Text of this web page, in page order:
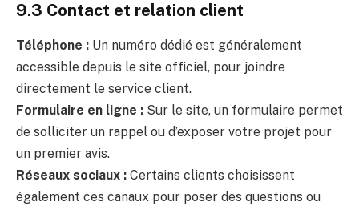
9.3 Contact et relation client
Téléphone : Un numéro dédié est généralement
accessible depuis le site officiel, pour joindre
directement le service client.
Formulaire en ligne : Sur le site, un formulaire permet
de solliciter un rappel ou d’exposer votre projet pour
un premier avis.
Réseaux sociaux : Certains clients choisissent
également ces canaux pour poser des questions ou